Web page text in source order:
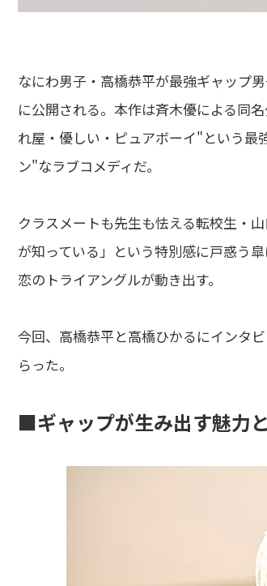
なにわ男子・高橋恭平が最強ギャップ
に公開される。本作は斉木優による同
れ屋・優しい・ピュアボーイ"という
ン"なラブコメディだ。
クラスメートも先生も怯える転校生・
が知っている」という特別感に戸惑う
恋のトライアングルが動き出す。
今回、高橋恭平と高橋ひかるにインタ
らった。
■ギャップが生み出す魅力